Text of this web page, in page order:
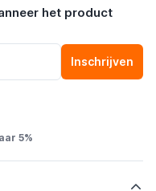
het product
Inschrijven
5%